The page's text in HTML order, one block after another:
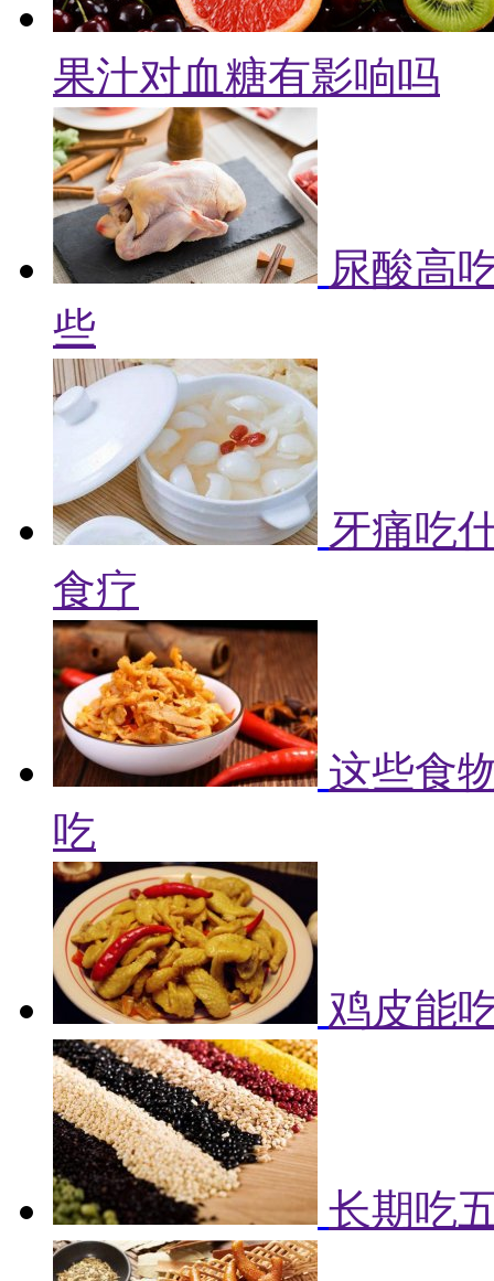
果汁对血糖有影响吗
尿酸高
些
牙痛吃
食疗
这些食
吃
鸡皮能
长期吃